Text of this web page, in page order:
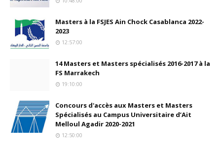
Masters à la FSJES Ain Chock Casablanca 2022-
2023
12:57:00
14 Masters et Masters spécialisés 2016-2017 à la
FS Marrakech
19:10:00
Concours d'accès aux Masters et Masters
Spécialisés au Campus Universitaire d’Ait
Melloul Agadir 2020-2021
12:50:00